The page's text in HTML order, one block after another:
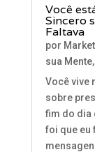
Você
Sincero
Faltava
por
sua Mente,
Você vive
sobre
fim do dia
foi que eu